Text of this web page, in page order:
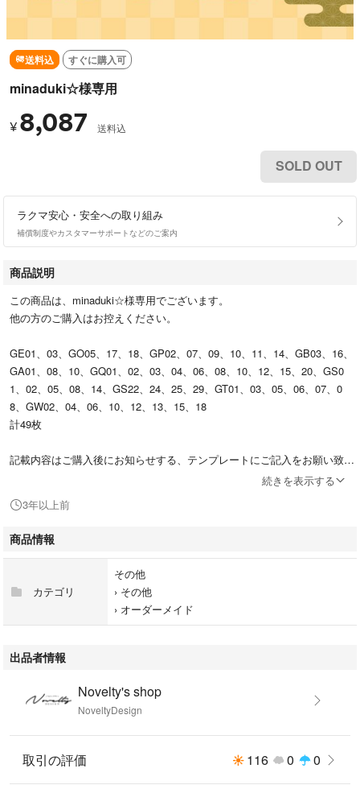
送料込 すぐに購入可
minaduki☆様専用
¥ 8,087 送料込
SOLD OUT
ラクマ安心・安全への取り組み
補償制度やカスタマーサポートなどのご案内
商品説明
この商品は、minaduki☆様専用でございます。
他の方のご購入はお控えください。
GE01、03、GO05、17、18、GP02、07、09、10、11、14、GB03、16、
GA01、08、10、GQ01、02、03、04、06、08、10、12、15、20、GS0
1、02、05、08、14、GS22、24、25、29、GT01、03、05、06、07、0
8、GW02、04、06、10、12、13、15、18
計49枚
記載内容はご購入後にお知らせする、テンプレートにご記入をお願い致し
誠に勝手ながら土・日・祝日と工場が休みになっておりますので、発送日
には含まれません。
お待たせして大変申し訳ありませんが、ご了承くださいますようお願い申
続きを表示する
3年以上前
商品情報
カテゴリ
その他
› その他
› オーダーメイド
出品者情報
Novelty's shop
NoveltyDesign
取引の評価 116 0 0